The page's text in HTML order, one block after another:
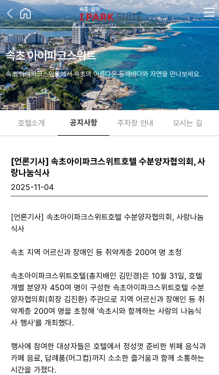
속초 아이파크스위트
속초 아이파크스위트에서 속초의 아름다운 동해바다와 자연을 만나보세요.
호텔소개 공지사항 주차장 안내 오시는 길
[언론기사] 속초아이파크스위트호텔 수분양자협의회, 사
랑나눔식사
2025-11-04
[언론기사] 속초아이파크스위트호텔 수분양자협의회, 사랑나눔
식사
속초 지역 어르신과 장애인 등 취약계층 200여 명 초청
속초아이파크스위트호텔(총지배인 김민경)은 10월 31일, 호텔
개별 분양자 450여 명이 구성한 속초아이파크스위트호텔 수분
양자협의회(회장 김진환) 주관으로 지역 어르신과 장애인 등 취
약계층 200여 명을 초청해 ‘속초시와 함께하는 사랑의 나눔식
사 행사’를 개최했다.
행사에 참여한 대상자들은 호텔에서 정성껏 준비한 뷔페 음식과
카페 음료, 답례품(머그컵)까지 소소한 즐거움과 함께 소통하는
시간을 가졌다.